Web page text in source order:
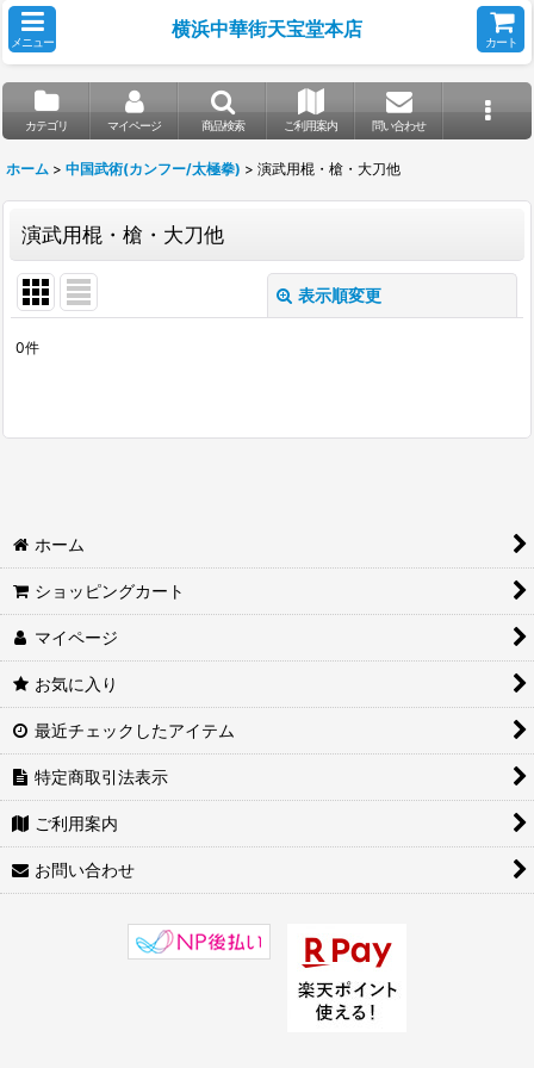
メニュー
横浜中華街天宝堂本店
カート
カテゴリ マイページ 商品検索 ご利用案内 問い合わせ
ホーム > 中国武術(カンフー/太極拳) > 演武用棍・槍・大刀他
演武用棍・槍・大刀他
表示順変更
0件
ホーム
ショッピングカート
マイページ
お気に入り
最近チェックしたアイテム
特定商取引法表示
ご利用案内
お問い合わせ